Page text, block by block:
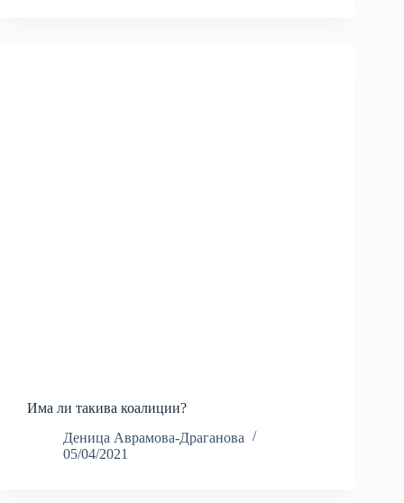
Има ли такива коалиции?
Деница Аврамова-Драганова
05/04/2021